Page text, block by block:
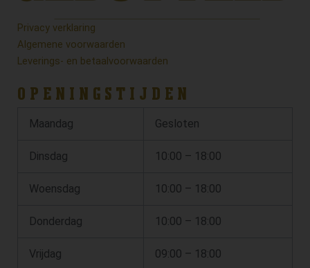
Privacy verklaring
Algemene voorwaarden
Leverings- en betaalvoorwaarden
OPENINGSTIJDEN
Maandag Gesloten
Dinsdag 10:00 – 18:00
Woensdag 10:00 – 18:00
Donderdag 10:00 – 18:00
Vrijdag 09:00 – 18:00